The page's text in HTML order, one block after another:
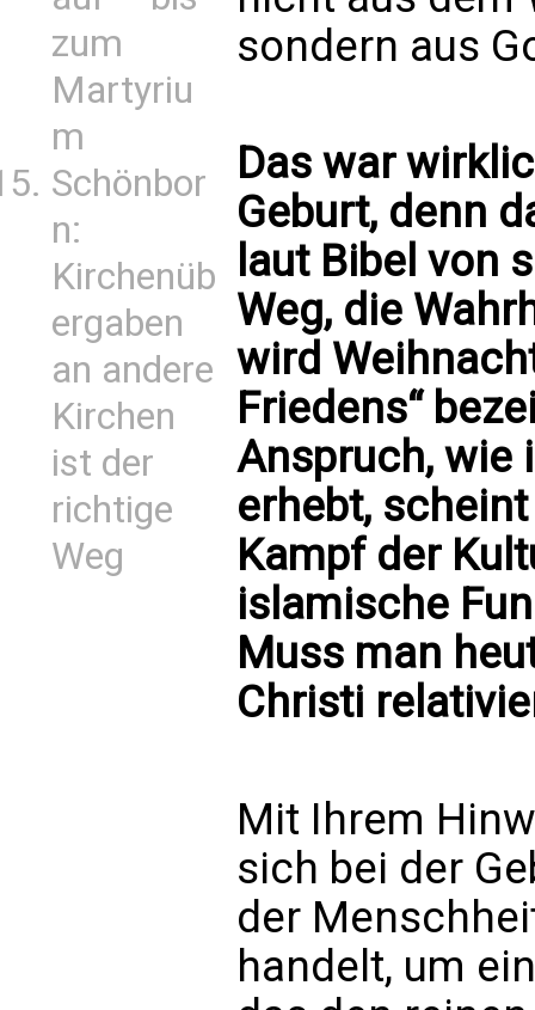
zum
Martyriu
m
Schönbor
n:
Kirchenüb
ergaben
an andere
Kirchen
ist der
richtige
Weg
sondern aus
Das war
Geburt, denn
laut Bibel von
Weg, die
wird
Friedens“
Anspruch, wie
erhebt,
Kampf der
islamische
Muss man
Christi
Mit Ihrem
sich bei der
der
handelt, um